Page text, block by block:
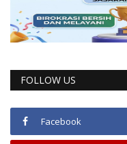
FOLLOW US
Facebook